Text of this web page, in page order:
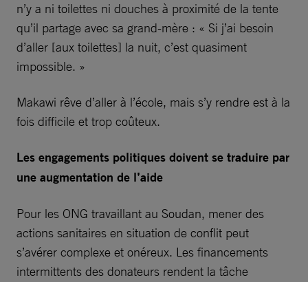
n’y a ni toilettes ni douches à proximité de la tente
qu’il partage avec sa grand-mère : « Si j’ai besoin
d’aller [aux toilettes] la nuit, c’est quasiment
impossible. »
Makawi rêve d’aller à l’école, mais s’y rendre est à la
fois difficile et trop coûteux.
Les engagements politiques doivent se traduire par
une augmentation de l’aide
Pour les ONG travaillant au Soudan, mener des
actions sanitaires en situation de conflit peut
s’avérer complexe et onéreux. Les financements
intermittents des donateurs rendent la tâche